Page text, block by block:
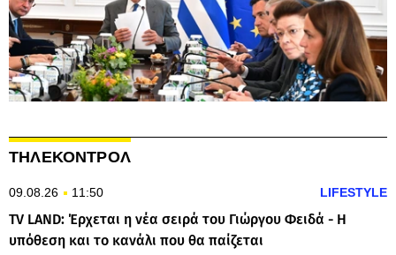
ΤΗΛΕΚΟΝΤΡΟΛ
09.08.26 11:50 LIFESTYLE
TV LAND: Έρχεται η νέα σειρά του Γιώργου Φειδά - Η
υπόθεση και το κανάλι που θα παίζεται